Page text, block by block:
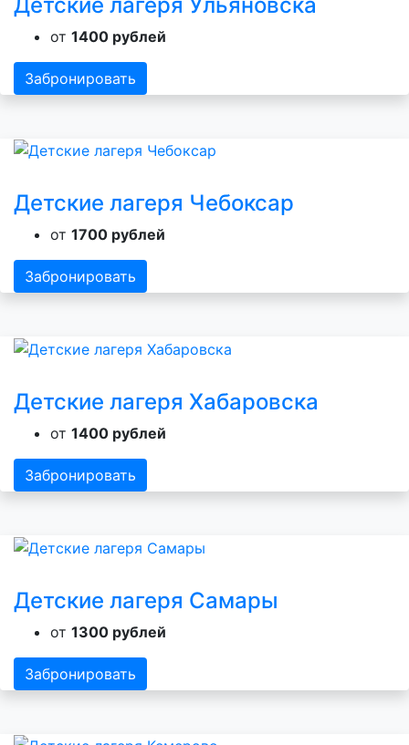
от 1400 рублей
Забронировать
Детские лагеря Чебоксар
от 1700 рублей
Забронировать
Детские лагеря Хабаровска
от 1400 рублей
Забронировать
Детские лагеря Самары
от 1300 рублей
Забронировать